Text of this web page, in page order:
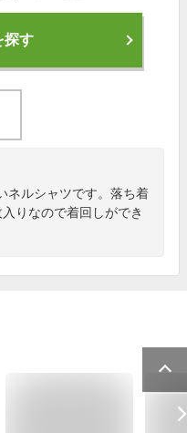
探す
ネルシャツです。落ち着
りなので着回しができ